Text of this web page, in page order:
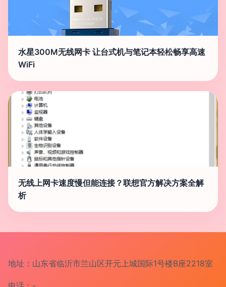
水星300M无线网卡 让台式机与笔记本轻松畅享高速
WiFi
无线上网卡速度慢但能连接？联想官方解决方案全解
析
地址：山东省临沂市兰山区开元上城国际1号楼B座2218室